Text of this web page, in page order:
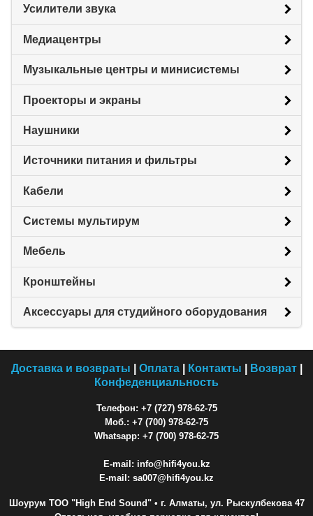
Усилители звука
Медиацентры
Музыкальные центры и минисистемы
Проекторы и экраны
Наушники
Источники питания и фильтры
Кабели
Системы мультирум
Мебель
Кронштейны
Аксессуары для студийного оборудования
Доставка и возвраты Оплата| Контакты Возврат|
Конфеденциальность
Телефон: +7 (727) 978-62-75
Моб.: +7 (700) 978-62-75
Whatsapp: +7 (700) 978-62-75
E-mail: info@hifi4you.kz
E-mail: sa007@hifi4you.kz
Шоурум ТОО "High End Sound"• г. Алматы, ул. Рыскулбекова 47